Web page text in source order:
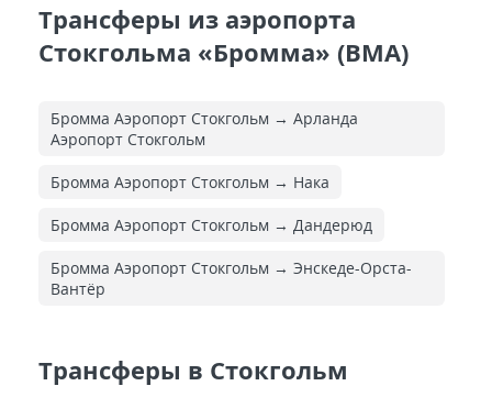
Трансферы из аэропорта
Стокгольма «Бромма» (BMA)
Бромма Аэропорт Стокгольм → Арланда
Аэропорт Стокгольм
Бромма Аэропорт Стокгольм → Нака
Бромма Аэропорт Стокгольм → Дандерюд
Бромма Аэропорт Стокгольм → Энскеде-Орста-
Вантёр
Трансферы в Стокгольм